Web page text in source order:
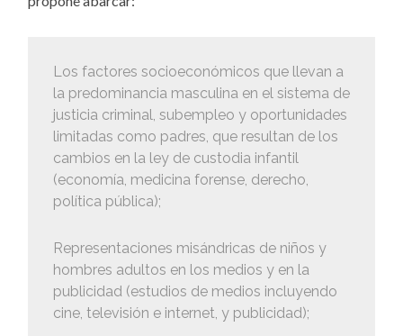
Los factores socioeconómicos que llevan a
la predominancia masculina en el sistema de
justicia criminal, subempleo y oportunidades
limitadas como padres, que resultan de los
cambios en la ley de custodia infantil
(economía, medicina forense, derecho,
política pública);
Representaciones misándricas de niños y
hombres adultos en los medios y en la
publicidad (estudios de medios incluyendo
cine, televisión e internet, y publicidad);